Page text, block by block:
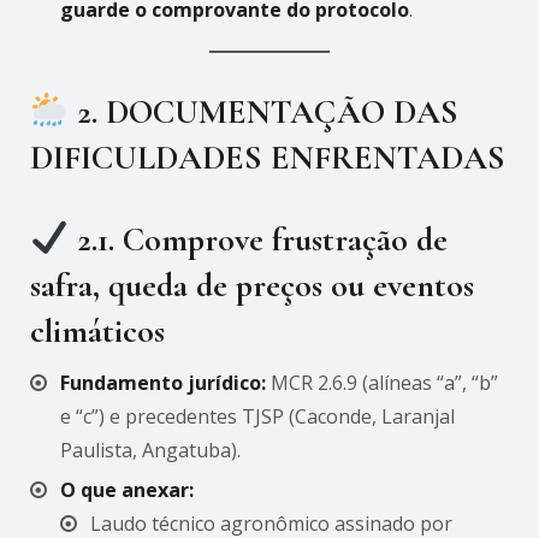
guarde o comprovante do protocolo.
2. DOCUMENTAÇÃO DAS
DIFICULDADES ENFRENTADAS
2.1. Comprove frustração de
safra, queda de preços ou eventos
climáticos
Fundamento jurídico: MCR 2.6.9 (alíneas “a”, “b”
e “c”) e precedentes TJSP (Caconde, Laranjal
Paulista, Angatuba).
O que anexar:
Laudo técnico agronômico assinado por